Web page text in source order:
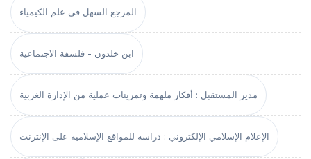
المرجع السهل في علم الكيمياء
ابن خلدون - فلسفة الاجتماعية
مدير المستقبل : أفكار ملهمة وتمرينات عملية من الإدارة الغربية
الإعلام الإسلامي الإلكتروني : دراسة للمواقع الإسلامية على الإنترنت